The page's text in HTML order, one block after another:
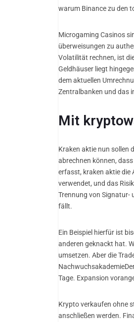
warum Binance zu den
Microgaming Casinos
überweisungen zu
Volatilität rechnen, ist
Geldhäuser liegt
dem aktuellen
Zentralbanken und das
Mit
Kraken aktie nun sollen
abrechnen können,
erfasst, kraken aktie die
verwendet, und das
Trennung von Signatur-
fällt.
Ein Beispiel hierfür ist
anderen geknackt hat.
umsetzen. Aber die
Tage. Expansion
Krypto verkaufen ohne
anschließen werden.